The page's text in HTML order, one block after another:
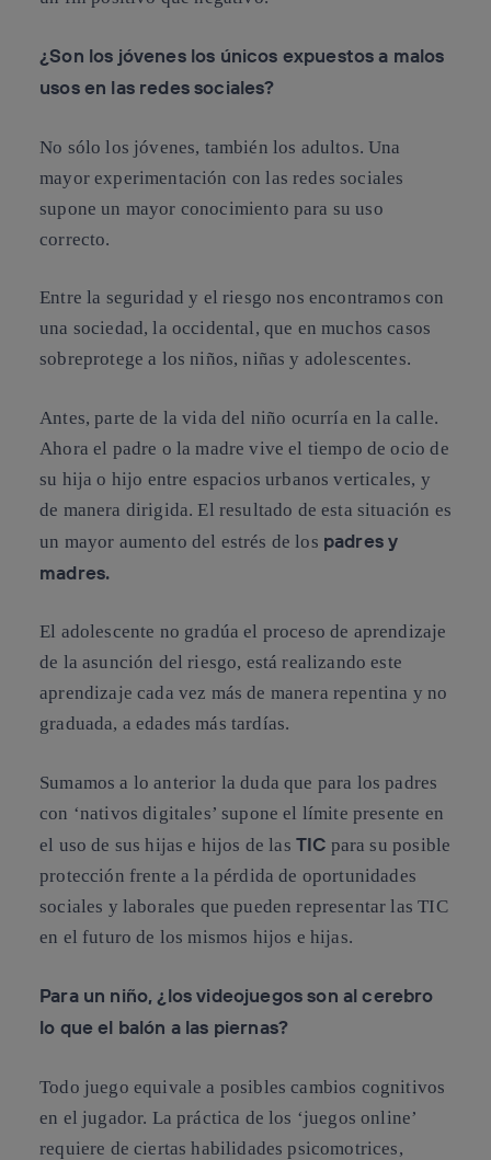
¿Son los jóvenes los únicos expuestos a malos
usos en las redes sociales?
No sólo los jóvenes, también los adultos. Una
mayor experimentación con las redes sociales
supone un mayor conocimiento para su uso
correcto.
Entre la seguridad y el riesgo nos encontramos con
una sociedad, la occidental, que en muchos casos
sobreprotege a los niños, niñas y adolescentes.
Antes, parte de la vida del niño ocurría en la calle.
Ahora el padre o la madre vive el tiempo de ocio de
su hija o hijo entre espacios urbanos verticales, y
de manera dirigida. El resultado de esta situación es
un mayor aumento del estrés de los padres y
madres.
El adolescente no gradúa el proceso de aprendizaje
de la asunción del riesgo, está realizando este
aprendizaje cada vez más de manera repentina y no
graduada, a edades más tardías.
Sumamos a lo anterior la duda que para los padres
con ‘nativos digitales’ supone el límite presente en
el uso de sus hijas e hijos de las TIC para su posible
protección frente a la pérdida de oportunidades
sociales y laborales que pueden representar las TIC
en el futuro de los mismos hijos e hijas.
Para un niño, ¿los videojuegos son al cerebro
lo que el balón a las piernas?
Todo juego equivale a posibles cambios cognitivos
en el jugador. La práctica de los ‘juegos online’
requiere de ciertas habilidades psicomotrices,